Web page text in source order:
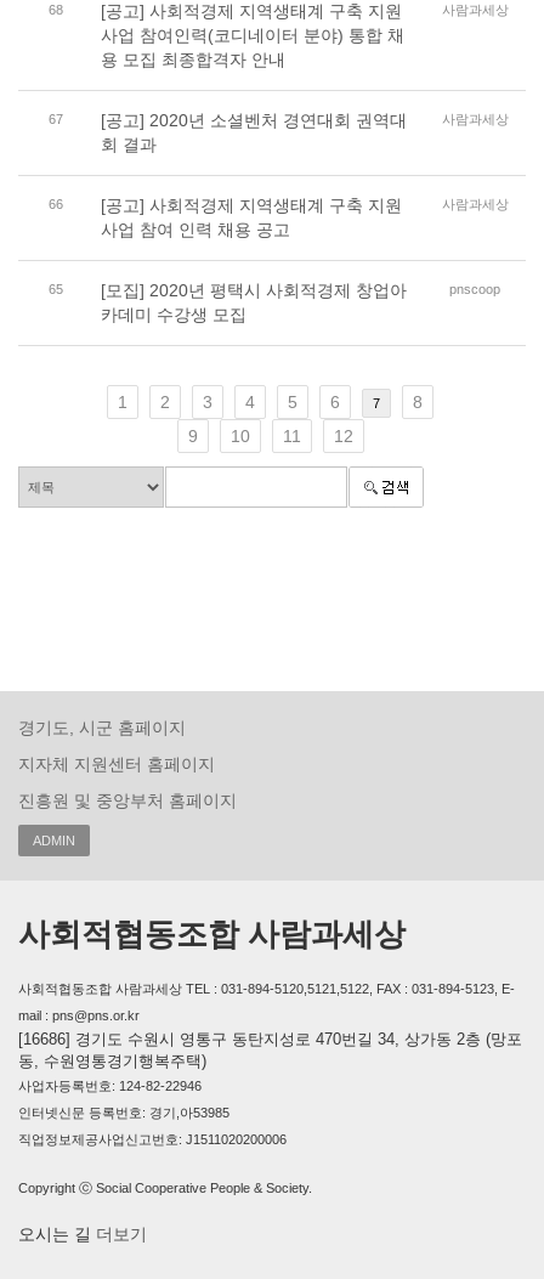
68
[공고] 사회적경제 지역생태계 구축 지원
사업 참여인력(코디네이터 분야) 통합 채
용 모집 최종합격자 안내
사람과세상
67
[공고] 2020년 소셜벤처 경연대회 권역대
회 결과
사람과세상
66
[공고] 사회적경제 지역생태계 구축 지원
사업 참여 인력 채용 공고
사람과세상
65
[모집] 2020년 평택시 사회적경제 창업아
카데미 수강생 모집
pnscoop
1 2 3 4 5 6 7
8
9
10 11 12
경기도, 시군 홈페이지
지자체 지원센터 홈페이지
진흥원 및 중앙부처 홈페이지
ADMIN
사회적협동조합 사람과세상
사회적협동조합 사람과세상 TEL : 031-894-5120,5121,5122, FAX : 031-894-5123, E-
mail : pns@pns.or.kr
[16686] 경기도 수원시 영통구 동탄지성로 470번길 34, 상가동 2층 (망포
동, 수원영통경기행복주택)
사업자등록번호: 124-82-22946
인터넷신문 등록번호: 경기,아53985
직업정보제공사업신고번호: J1511020200006
Copyright ⓒ Social Cooperative People & Society.
오시는 길 더보기